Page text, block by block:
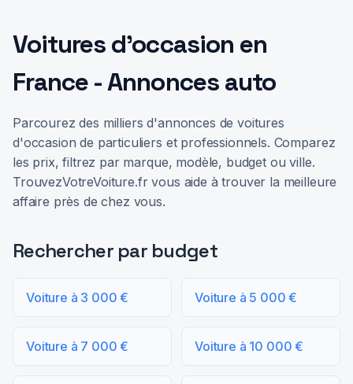
Voitures d'occasion en
France - Annonces auto
Parcourez des milliers d'annonces de voitures
d'occasion de particuliers et professionnels. Comparez
les prix, filtrez par marque, modèle, budget ou ville.
TrouvezVotreVoiture.fr vous aide à trouver la meilleure
affaire près de chez vous.
Rechercher par budget
Voiture à 3 000 € Voiture à 5 000 €
Voiture à 7 000 € Voiture à 10 000 €